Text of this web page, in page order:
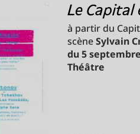
Le Capital
à partir du
scèneSylvain
du 5
Théâtre